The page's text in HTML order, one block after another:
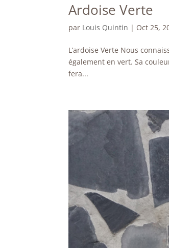
Ardoise Verte
par Louis Quintin | Oct 25,
L’ardoise Verte Nous
également en vert. Sa
fera...